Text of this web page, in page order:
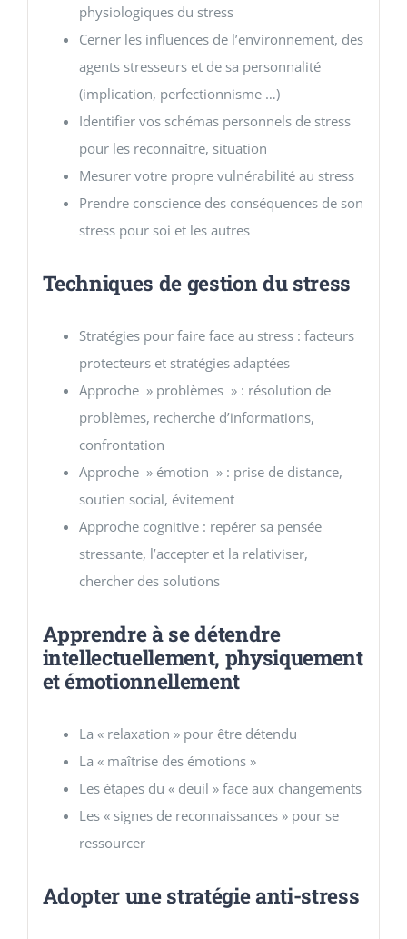
physiologiques du stress
Cerner les influences de l’environnement, des
agents stresseurs et de sa personnalité
(implication, perfectionnisme …)
Identifier vos schémas personnels de stress
pour les reconnaître, situation
Mesurer votre propre vulnérabilité au stress
Prendre conscience des conséquences de son
stress pour soi et les autres
Techniques de gestion du stress
Stratégies pour faire face au stress : facteurs
protecteurs et stratégies adaptées
Approche » problèmes » : résolution de
problèmes, recherche d’informations,
confrontation
Approche » émotion » : prise de distance,
soutien social, évitement
Approche cognitive : repérer sa pensée
stressante, l’accepter et la relativiser,
chercher des solutions
Apprendre à se détendre
intellectuellement, physiquement
et émotionnellement
La « relaxation » pour être détendu
La « maîtrise des émotions »
Les étapes du « deuil » face aux changements
Les « signes de reconnaissances » pour se
ressourcer
Adopter une stratégie anti-stress